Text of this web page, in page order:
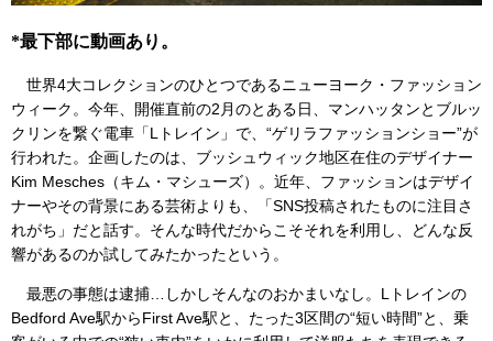
*最下部に動画あり。
世界4大コレクションのひとつであるニューヨーク・ファッション
ウィーク。今年、開催直前の2月のとある日、マンハッタンとブルッ
クリンを繋ぐ電車「Lトレイン」で、“ゲリラファッションショー”が
行われた。企画したのは、ブッシュウィック地区在住のデザイナー
Kim Mesches（キム・マシューズ）。近年、ファッションはデザイ
ナーやその背景にある芸術よりも、「SNS投稿されたものに注目さ
れがち」だと話す。そんな時代だからこそそれを利用し、どんな反
響があるのか試してみたかったという。
最悪の事態は逮捕…しかしそんなのおかまいなし。Lトレインの
Bedford Ave駅からFirst Ave駅と、たった3区間の“短い時間”と、乗